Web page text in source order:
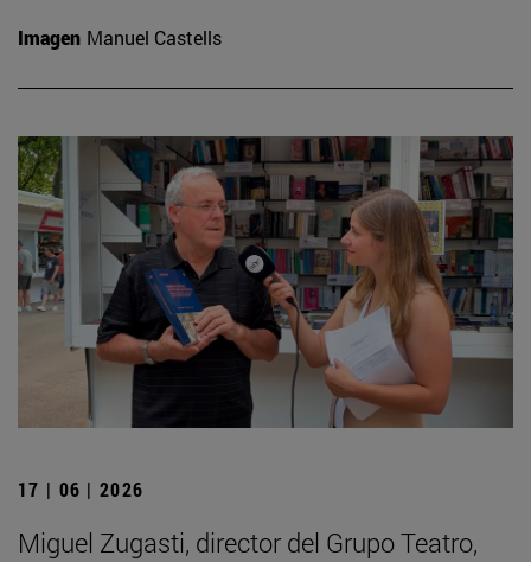
Imagen Manuel Castells
17 | 06 | 2026
Miguel Zugasti, director del Grupo Teatro,